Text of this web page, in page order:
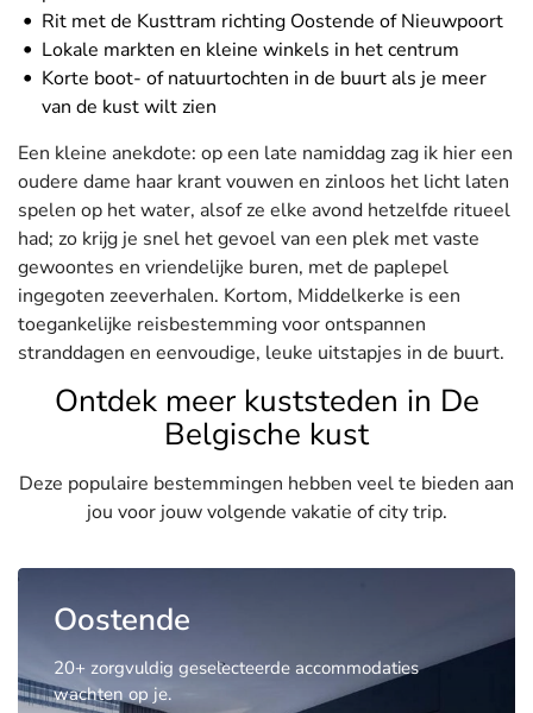
Rit met de Kusttram richting Oostende of Nieuwpoort
Lokale markten en kleine winkels in het centrum
Korte boot- of natuurtochten in de buurt als je meer
van de kust wilt zien
Een kleine anekdote: op een late namiddag zag ik hier een
oudere dame haar krant vouwen en zinloos het licht laten
spelen op het water, alsof ze elke avond hetzelfde ritueel
had; zo krijg je snel het gevoel van een plek met vaste
gewoontes en vriendelijke buren, met de paplepel
ingegoten zeeverhalen. Kortom, Middelkerke is een
toegankelijke reisbestemming voor ontspannen
stranddagen en eenvoudige, leuke uitstapjes in de buurt.
Ontdek meer kuststeden in De
Belgische kust
Deze populaire bestemmingen hebben veel te bieden aan
jou voor jouw volgende vakatie of city trip.
Oostende
20+ zorgvuldig geselecteerde accommodaties
wachten op je.